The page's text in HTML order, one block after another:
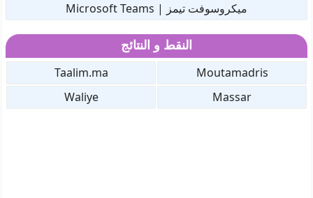
ميكروسوفت تيمز | Microsoft Teams
النقط و النتائج
Moutamadris
Taalim.ma
Massar
Waliye